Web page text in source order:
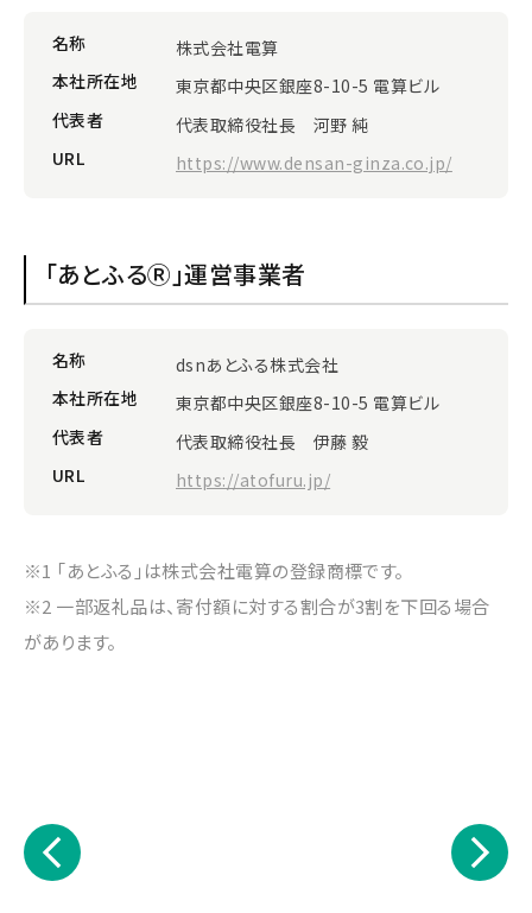
名称
株式会社電算
本社所在地
東京都中央区銀座8-10-5 電算ビル
代表者
代表取締役社長 河野 純
URL
https://www.densan-ginza.co.jp/
「あとふるⓇ」運営事業者
名称
dsnあとふる株式会社
本社所在地
東京都中央区銀座8-10-5 電算ビル
代表者
代表取締役社長 伊藤 毅
URL
https://atofuru.jp/
※1 「あとふる」は株式会社電算の登録商標です。
※2 一部返礼品は、寄付額に対する割合が3割を下回る場合
があります。